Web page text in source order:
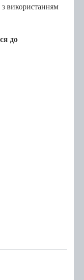
використанням
до